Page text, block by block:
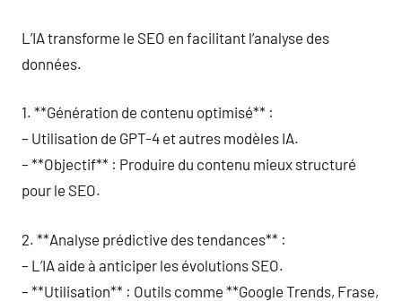
L’IA transforme le SEO en facilitant l’analyse des
données.
1. **Génération de contenu optimisé** :
– Utilisation de GPT-4 et autres modèles IA.
– **Objectif** : Produire du contenu mieux structuré
pour le SEO.
2. **Analyse prédictive des tendances** :
– L’IA aide à anticiper les évolutions SEO.
– **Utilisation** : Outils comme **Google Trends, Frase,